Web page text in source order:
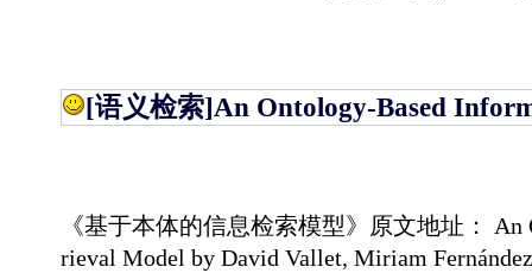
[语义检索]An Ontology-Based
《基于本体的信息检索模型》原文地址： An
rieval Model by David Vallet, Miriam